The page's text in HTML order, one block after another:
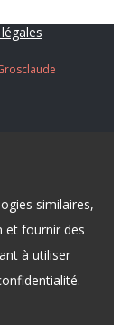
similaires,
et fournir des
à utiliser